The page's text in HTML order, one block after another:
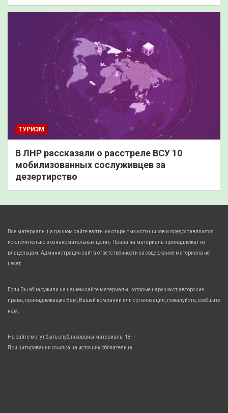
ТУРИЗМ
В ЛНР рассказали о расстреле ВСУ 10
мобилизованных сослуживцев за
дезертирство
Все материалы на данном сайте взяты из открытых источников и предоставляются
исключительно в ознакомительных целях. Права на материалы принадлежат их
владельцам. Администрация сайта ответственности за содержание материала не
несет.
Если Вы обнаружили на нашем сайте материалы, которые нарушают авторские
права, принадлежащие Вам, Вашей компании или организации, пожалуйста, сообщите
нам.
На сайте могут быть опубликованы материалы 18+!
При цитировании ссылка на источник обязательна.